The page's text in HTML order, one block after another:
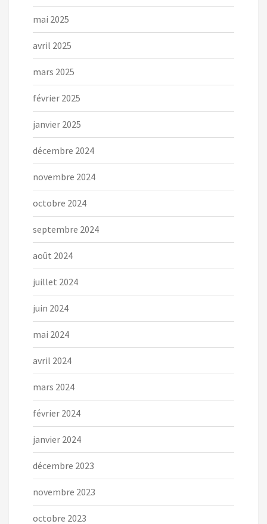
mai 2025
avril 2025
mars 2025
février 2025
janvier 2025
décembre 2024
novembre 2024
octobre 2024
septembre 2024
août 2024
juillet 2024
juin 2024
mai 2024
avril 2024
mars 2024
février 2024
janvier 2024
décembre 2023
novembre 2023
octobre 2023